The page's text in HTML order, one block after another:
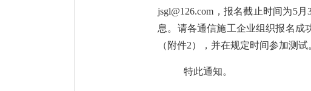
jsgl@126.com，报名截止时间为5
息。请各通信施工企业组织报名成
（附件2），并在规定时间参加测试
特此通知。